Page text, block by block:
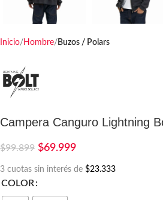
Inicio Hombre Buzos / Polars
Campera Canguro Lightning
$99.899 $69.999
3 cuotas sin interés de $23.333
COLOR